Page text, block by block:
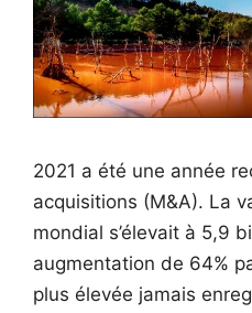
2021 a été une année
acquisitions (M&A). La
mondial s’élevait à 5,9
augmentation de 64%
plus élevée jamais